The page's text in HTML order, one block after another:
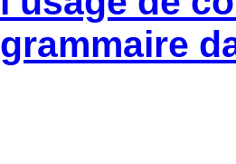
grammaire